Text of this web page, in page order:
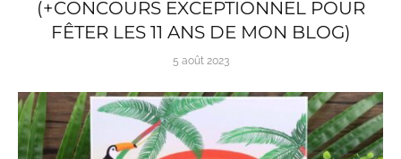
(+CONCOURS EXCEPTIONNEL POUR
FÊTER LES 11 ANS DE MON BLOG)
5 août 2023